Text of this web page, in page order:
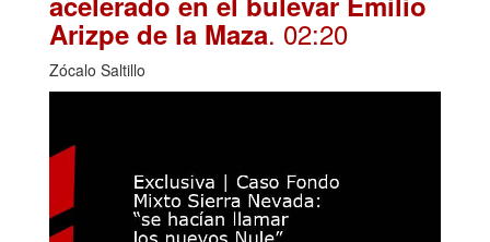
Arizpe de la Maza. 02:20
Zócalo Saltillo